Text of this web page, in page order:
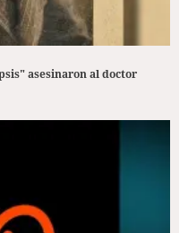
asesinaron al doctor